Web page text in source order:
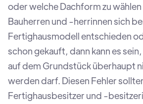
oder welche Dachform zu
Bauherren und -herrinnen sich
Fertighausmodell entschieden
schon gekauft, dann kann es
auf dem Grundstück überhaupt
werden darf. Diesen Fehler
Fertighausbesitzer und -